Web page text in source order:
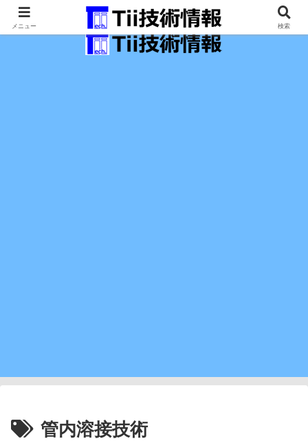
最新の科学技術の情報インフラ。
管内溶接技術
メニュー 検索